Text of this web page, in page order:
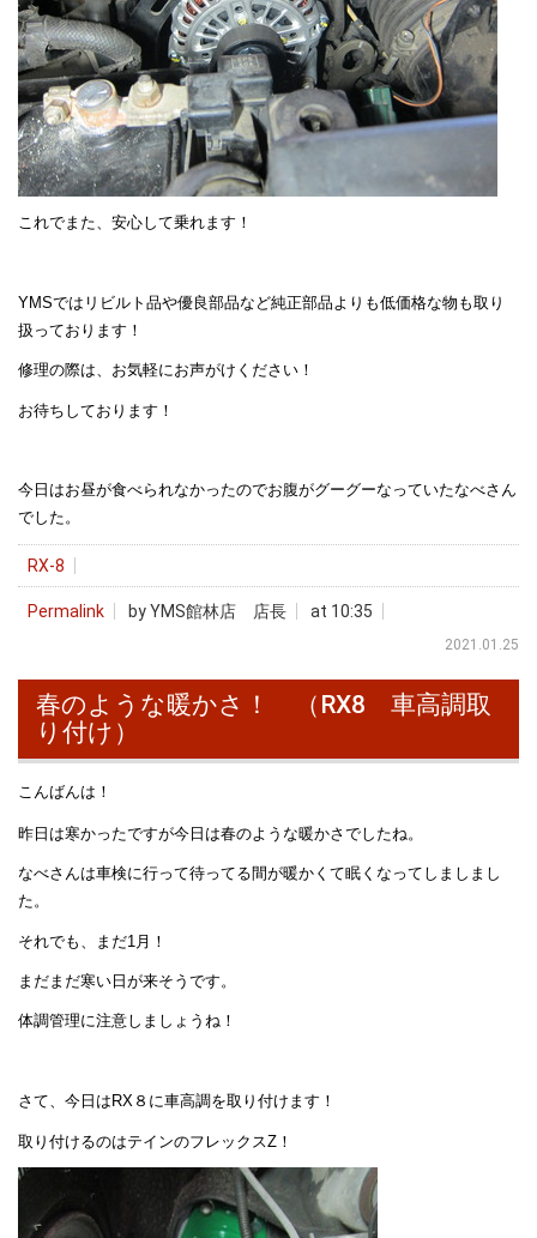
これでまた、安心して乗れます！
YMSではリビルト品や優良部品など純正部品よりも低価格な物も取り
扱っております！
修理の際は、お気軽にお声がけください！
お待ちしております！
今日はお昼が食べられなかったのでお腹がグーグーなっていたなべさん
でした。
RX-8
Permalink by YMS館林店 店長 at 10:35
2021.01.25
春のような暖かさ！ （RX8 車高調取
り付け）
こんばんは！
昨日は寒かったですが今日は春のような暖かさでしたね。
なべさんは車検に行って待ってる間が暖かくて眠くなってしましまし
た。
それでも、まだ1月！
まだまだ寒い日が来そうです。
体調管理に注意しましょうね！
さて、今日はRX８に車高調を取り付けます！
取り付けるのはテインのフレックスZ！